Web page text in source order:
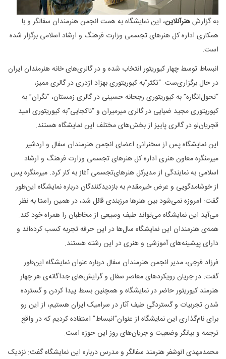
به گزارشهنرآنلاین، این نمایشگاه به همت انجمن هنرمندان سفالگر و با
همکاری اداره کل هنرهای تجسمی وزارت فرهنگ و ارشاد اسلامی برگزار شده‌
است.
انبساط توسط چهار کیوریتور انتخاب شده و در گالری‌های خانه هنرمندان ایران
در حال برگزاری‌ست. “تکثر”به کیوریتوری بهزاد اژدری در گالری ممیز،
“تحول‌انگاره” به کیوریتوری رجحانه حسینی در گالری زمستان، “نگران” به
کیوریتوری مجید ضیایی در گالری میرمیران و “ناکجایی”به کیوریتوری امید
قجریان‌لو در گالری پاییز از بخش‌های مختلف این نمایشگاه هستند.
این نمایشگاه پس از سخنرانی اعضای‌ انجمن هنرمندان سفال و اردشیر
میرمنگره معاون هنری اداره کل هنرهای تجسمی وزارت فرهنگ و ارشاد
اسلامی به نمایندگی از مدیر‌کل هنرهای‌تجسمی آغاز به کار کرد. میرمنگره پس
از خوشامدگویی و عرض خیرمقدم به بازدیدکنندگان درباره نمایشگاه این‌طور
گفت: امروزه نمی‌شود بین هنرها مرزبندی قائل شد، در همین راستا به نظر
می‌آید این نمایشگاه می‌تواند طیف وسیعی از مخاطبان را همراه خود کند.
همه‌ی هنرمندان این نمایشگاه سال‌ها در این حرفه تجربه کسب کرده‌اند و
دارای پیشینه‌های آموزشی و هنری در این رشته هستند.
فرزاد فرجی، مدیر انجمن هنرمندان سفال درباره عنوان نمایشگاه این‌طور
گفت: در جریان رویکردهای معاصر سفال و گرایش‌های جداگانه‌ی هر چهار
هنرمند کیوریتور حاضر در نمایشگاه و همچنین بسط پیدا کردن و گسترده
شدن تجربیات و گستردگی طیف آثار در سرامیک ایران هستیم، از این رو
برای نام‌گذاری این نمایشگاه از عنوان”انبساط” استفاده کردیم که در واقع
ترجمه و بیانگر وضعیت و جریان‌های روز این حوزه است.
محمدمهدی انوشفر هنرمند سفالگر و مدرس درباره این نمایشگاه گفت: نزدیک